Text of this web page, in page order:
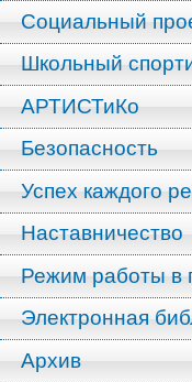
Социальный
Школьный
АРТИСТиКо
Безопасность
Успех каждого
Наставничество
Режим работы в
Электронная
Архив